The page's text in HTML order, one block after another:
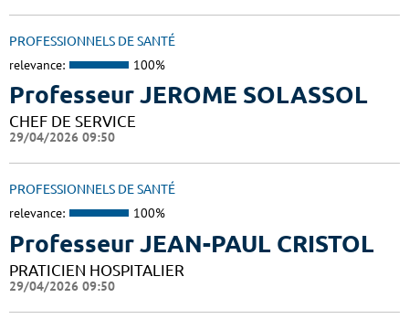
PROFESSIONNELS DE SANTÉ
relevance: 100%
Professeur JEROME SOLASSOL
CHEF DE SERVICE
29/04/2026 09:50
PROFESSIONNELS DE SANTÉ
relevance: 100%
Professeur JEAN-PAUL CRISTOL
PRATICIEN HOSPITALIER
29/04/2026 09:50